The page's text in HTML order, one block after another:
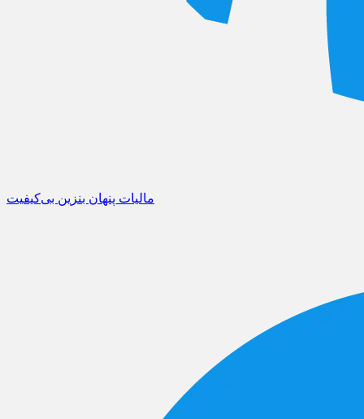
مالیات پنهان بنزین بی‌کیفیت